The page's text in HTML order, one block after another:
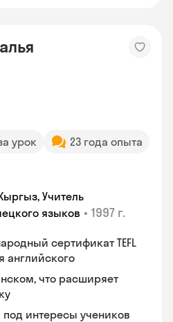
урок
23 года опыта
Учитель
языков • 1997 г.
сертификат TEFL
английского
что расширяет
под интересы учеников